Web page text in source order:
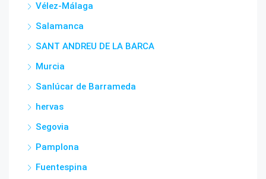
Vélez-Málaga
Salamanca
SANT ANDREU DE LA BARCA
Murcia
Sanlúcar de Barrameda
hervas
Segovia
Pamplona
Fuentespina